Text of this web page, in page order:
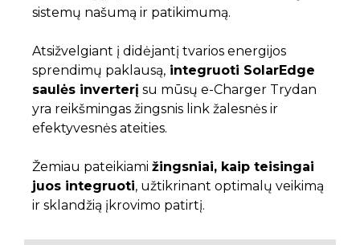
sistemų našumą ir patikimumą.
Atsižvelgiant į didėjantį tvarios energijos
sprendimų paklausą, integruoti SolarEdge
saulės inverterį su mūsų e-Charger Trydan
yra reikšmingas žingsnis link žalesnės ir
efektyvesnės ateities.
Žemiau pateikiami žingsniai, kaip teisingai
juos integruoti, užtikrinant optimalų veikimą
ir sklandžią įkrovimo patirtį.